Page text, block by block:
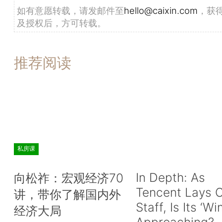
如有意愿转载，请发邮件至hello@caixin.com ，获
及授权后，方可转载。
推荐阅读
私房课
向松祚：宏观经济70
讲，带你了解国内外
经济大局
In Depth: As
Tencent Lays
Staff, Is Its